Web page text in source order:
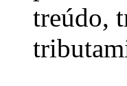
treúdo,